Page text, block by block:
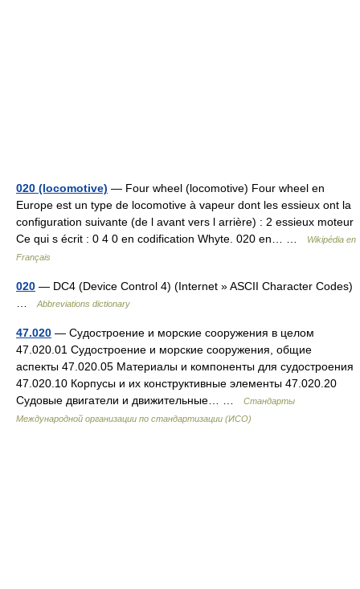
020 (locomotive) — Four wheel (locomotive) Four wheel en
Europe est un type de locomotive à vapeur dont les essieux ont la
configuration suivante (de l avant vers l arrière) : 2 essieux moteur
Ce qui s écrit : 0 4 0 en codification Whyte. 020 en… …
Wikipédia en
Français
020 — DC4 (Device Control 4) (Internet » ASCII Character Codes)
Abbreviations dictionary
47.020 — Судостроение и морские сооружения в целом
47.020.01 Судостроение и морские сооружения, общие
аспекты 47.020.05 Материалы и компоненты для судостроения
47.020.10 Корпусы и их конструктивные элементы 47.020.20
Судовые двигатели и движительные… …
Стандарты
Международной организации по стандартизации (ИСО)